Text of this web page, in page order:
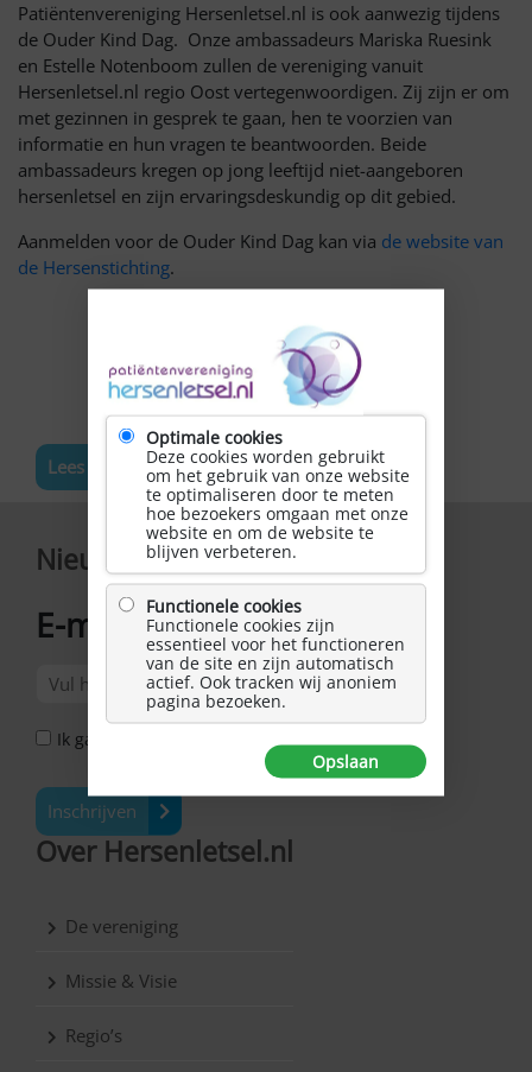
Patiëntenvereniging Hersenletsel.nl is ook aanwezig tijdens
de Ouder Kind Dag. Onze ambassadeurs Mariska Ruesink
en Estelle Notenboom zullen de vereniging vanuit
Hersenletsel.nl regio Oost vertegenwoordigen. Zij zijn er om
met gezinnen in gesprek te gaan, hen te voorzien van
informatie en hun vragen te beantwoorden. Beide
ambassadeurs kregen op jong leeftijd niet-aangeboren
hersenletsel en zijn ervaringsdeskundig op dit gebied.
Aanmelden voor de Ouder Kind Dag kan via de website van
de Hersenstichting.
Lees meer nieuws
Nieuwsbrief
E-mailadres*
Ik ga akkoord met het Privacy Statement *
Inschrijven
Over Hersenletsel.nl
De vereniging
Missie & Visie
Regio’s
Optimale cookies
Deze cookies worden gebruikt
om het gebruik van onze website
te optimaliseren door te meten
hoe bezoekers omgaan met onze
website en om de website te
blijven verbeteren.
Functionele cookies
Functionele cookies zijn
essentieel voor het functioneren
van de site en zijn automatisch
actief. Ook tracken wij anoniem
pagina bezoeken.
Opslaan